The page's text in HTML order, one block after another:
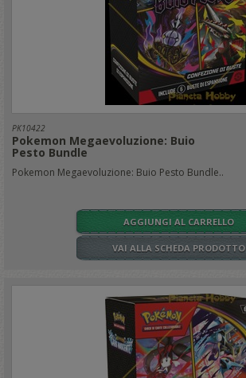
PK10422
Pokemon Megaevoluzione: Buio
Pesto Bundle
Pokemon Megaevoluzione: Buio Pesto Bundle..
AGGIUNGI AL CARRELLO
VAI ALLA SCHEDA PRODOTTO